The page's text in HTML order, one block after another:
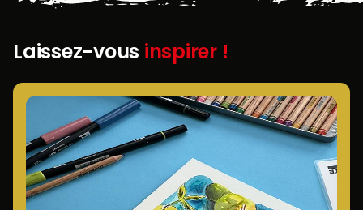
Laissez-vous inspirer !